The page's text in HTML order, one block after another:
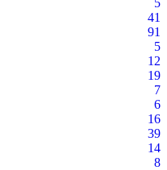
5
41
91
5
12
19
7
6
16
39
14
8